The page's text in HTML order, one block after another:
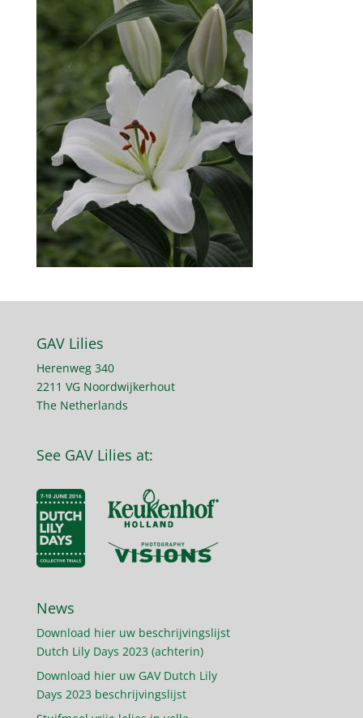
GAV Lilies
Herenweg 340
2211 VG Noordwijkerhout
The Netherlands
See GAV Lilies at:
News
Download hier uw beschrijvingslijst
Dutch Lily Days 2023 (achterin)
Download hier uw GAV Dutch Lily
Days 2023 beschrijvingslijst